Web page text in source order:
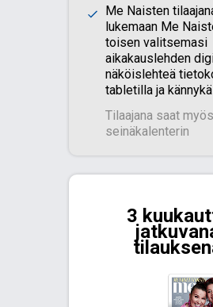
3
Me Naisten
lukemaan Me
toisen valitsemasi
aikakauslehden
näköislehteä
tabletilla ja
Tilaajana saat
seinäkalenterin​